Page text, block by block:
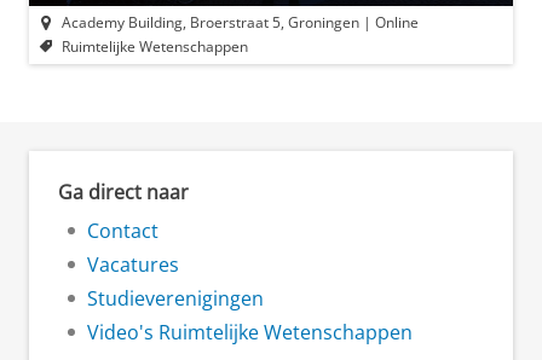
Academy Building, Broerstraat 5, Groningen | Online
Ruimtelijke Wetenschappen
Ga direct naar
Contact
Vacatures
Studieverenigingen
Video's Ruimtelijke Wetenschappen